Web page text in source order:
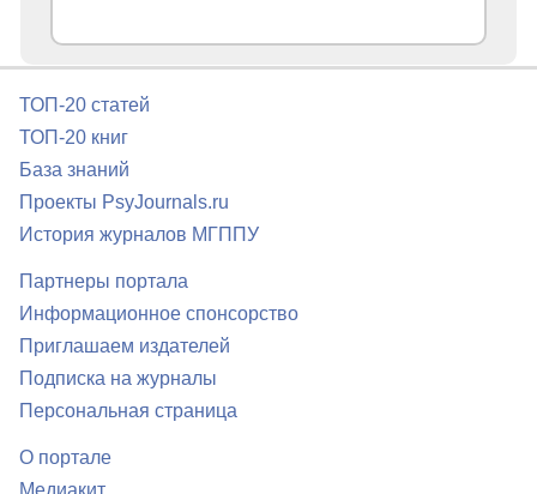
ТОП-20 статей
ТОП-20 книг
База знаний
Проекты PsyJournals.ru
История журналов МГППУ
Партнеры портала
Информационное спонсорство
Приглашаем издателей
Подписка на журналы
Персональная страница
О портале
Медиакит